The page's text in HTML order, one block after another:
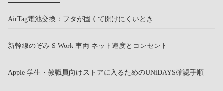
AirTag電池交換：フタが固くて開けにくいとき
新幹線のぞみ S Work 車両 ネット速度とコンセント
Apple 学生・教職員向けストアに入るためのUNiDAYS確認手順